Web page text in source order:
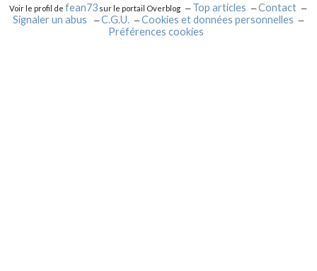
Voir le profil defean73 sur le portail Overblog Top articles
Contact
Signaler un abus
C.G.U.
Cookies et données personnelles
Préférences cookies